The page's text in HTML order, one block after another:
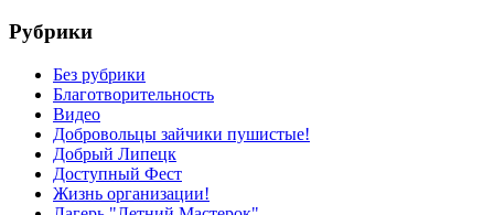
Рубрики
Без рубрики
Благотворительность
Видео
Добровольцы зайчики пушистые!
Добрый Липецк
Доступный Фест
Жизнь организации!